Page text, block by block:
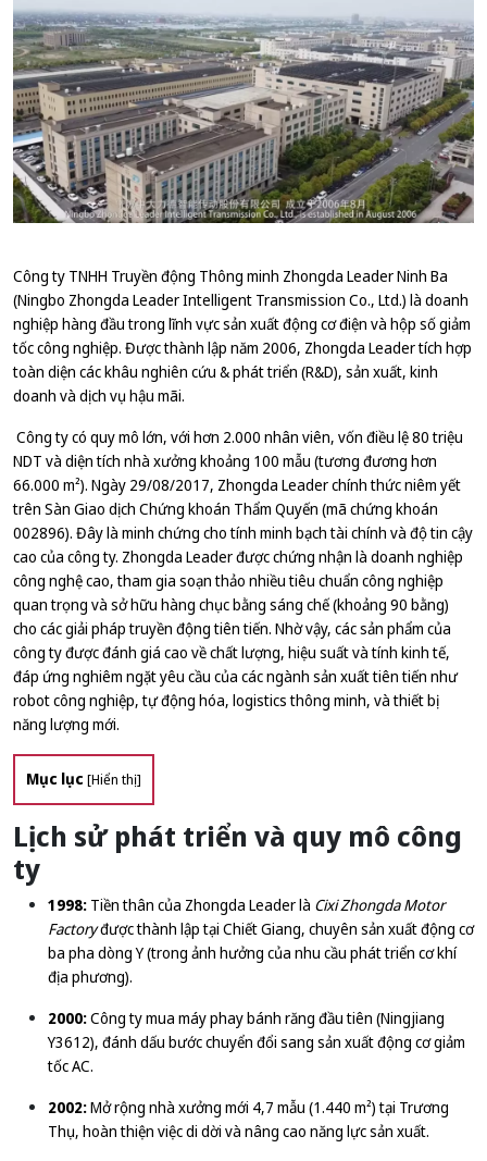
Công ty TNHH Truyền động Thông minh Zhongda Leader Ninh Ba
(Ningbo Zhongda Leader Intelligent Transmission Co., Ltd.) là doanh
nghiệp hàng đầu trong lĩnh vực sản xuất động cơ điện và hộp số giảm
tốc công nghiệp. Được thành lập năm 2006, Zhongda Leader tích hợp
toàn diện các khâu nghiên cứu & phát triển (R&D), sản xuất, kinh
doanh và dịch vụ hậu mãi.
Công ty có quy mô lớn, với hơn 2.000 nhân viên, vốn điều lệ 80 triệu
NDT và diện tích nhà xưởng khoảng 100 mẫu (tương đương hơn
66.000 m²). Ngày 29/08/2017, Zhongda Leader chính thức niêm yết
trên Sàn Giao dịch Chứng khoán Thẩm Quyến (mã chứng khoán
002896). Đây là minh chứng cho tính minh bạch tài chính và độ tin cậy
cao của công ty. Zhongda Leader được chứng nhận là doanh nghiệp
công nghệ cao, tham gia soạn thảo nhiều tiêu chuẩn công nghiệp
quan trọng và sở hữu hàng chục bằng sáng chế (khoảng 90 bằng)
cho các giải pháp truyền động tiên tiến. Nhờ vậy, các sản phẩm của
công ty được đánh giá cao về chất lượng, hiệu suất và tính kinh tế,
đáp ứng nghiêm ngặt yêu cầu của các ngành sản xuất tiên tiến như
robot công nghiệp, tự động hóa, logistics thông minh, và thiết bị
năng lượng mới.
Mục lục [Hiển thị]
Lịch sử phát triển và quy mô công
ty
1998: Tiền thân của Zhongda Leader là Cixi Zhongda Motor
Factoryđược thành lập tại Chiết Giang, chuyên sản xuất động cơ
ba pha dòng Y (trong ảnh hưởng của nhu cầu phát triển cơ khí
địa phương).
2000:Công ty mua máy phay bánh răng đầu tiên (Ningjiang
Y3612), đánh dấu bước chuyển đổi sang sản xuất động cơ giảm
tốc AC.
2002:Mở rộng nhà xưởng mới 4,7 mẫu (1.440 m²) tại Trương
Thụ, hoàn thiện việc di dời và nâng cao năng lực sản xuất.